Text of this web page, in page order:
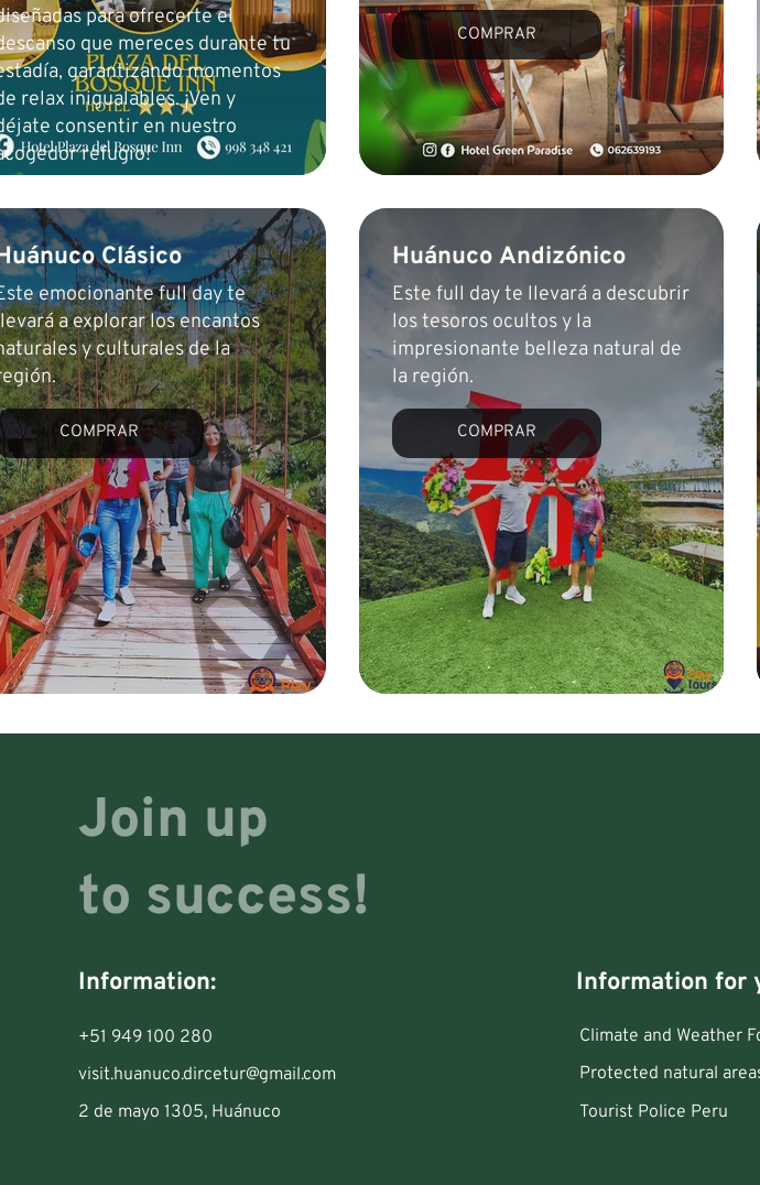
para ofrecerte el
que mereces durante tu
garantizando momentos
relax inigualables. ¡Ven y
consentir en nuestro
refugio!
COMPRAR
COMPRAR
Clásico
emocionante full day te
a explorar los encantos
y culturales de la
COMPRAR
Huánuco Andizónico
Este full day te llevará a descubrir
los tesoros ocultos y la
impresionante belleza natural de
la región.
COMPRAR
Join up
to success!
Information:
+51 949 100 280
visit.huanuco.dircetur@gmail.com
2 de mayo 1305, Huánuco
Information for
Climate and Weather
Protected natural
Tourist Police Peru